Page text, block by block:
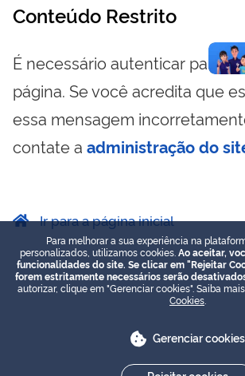
Conteúdo Restrito
É necessário autenticar para
página. Se você acredita que
essa mensagem
contate a administração do
Ir para a página inicial
Para melhorar a sua experiência na
personalizados, utilizamos cookies. Ao aceitar,
funcionalidades do site. Se clicar em "Rejeitar
forem estritamente necessários serão
autorizar, clique em "Gerenciar cookies". Saiba
Cookies
Gerenciar cookies